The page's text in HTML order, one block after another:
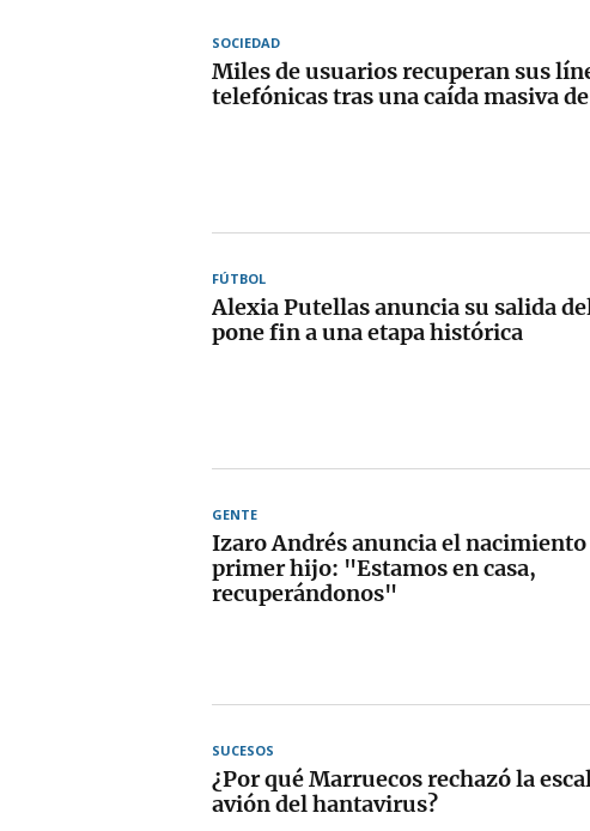
SOCIEDAD
Miles de usuarios recuperan sus
telefónicas tras una caída masiva
FÚTBOL
Alexia Putellas anuncia su salida
pone fin a una etapa histórica
GENTE
Izaro Andrés anuncia el nacimiento
primer hijo: "Estamos en casa,
recuperándonos"
SUCESOS
¿Por qué Marruecos rechazó la
avión del hantavirus?